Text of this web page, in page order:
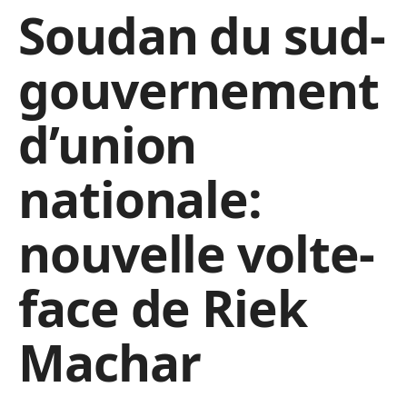
Soudan du sud-
gouvernement
d’union
nationale:
nouvelle volte-
face de Riek
Machar